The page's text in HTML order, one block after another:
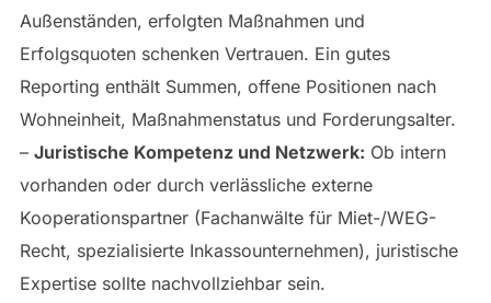
Außenständen, erfolgten Maßnahmen und
Erfolgsquoten schenken Vertrauen. Ein gutes
Reporting enthält Summen, offene Positionen nach
Wohneinheit, Maßnahmenstatus und Forderungsalter.
– Juristische Kompetenz und Netzwerk: Ob intern
vorhanden oder durch verlässliche externe
Kooperationspartner (Fachanwälte für Miet-/WEG-
Recht, spezialisierte Inkassounternehmen), juristische
Expertise sollte nachvollziehbar sein.